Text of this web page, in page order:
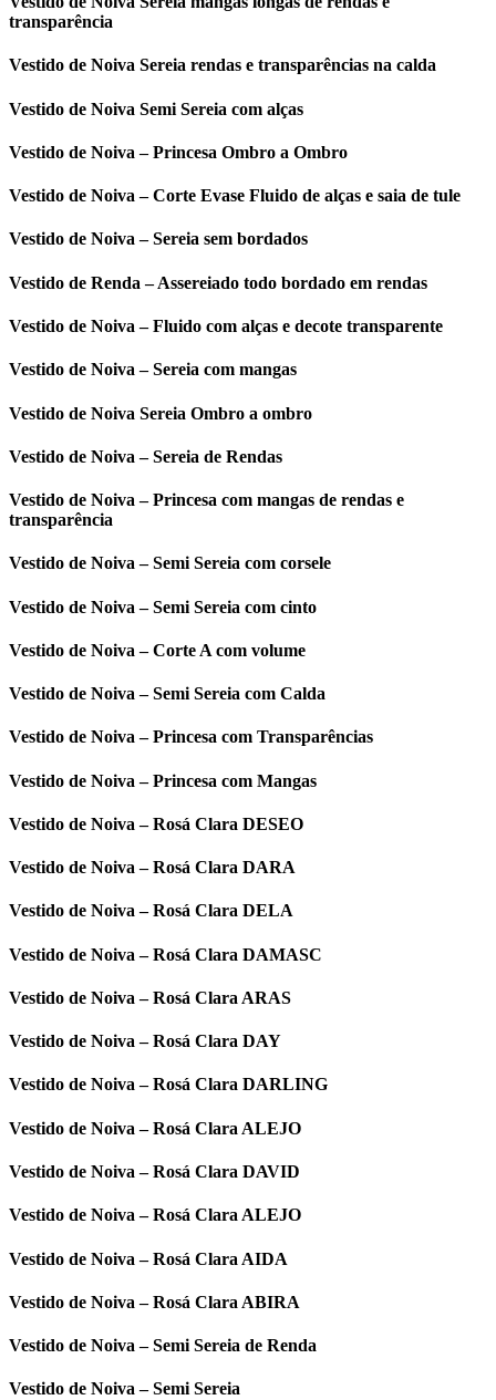
transparência
Vestido de Noiva Sereia rendas e transparências na calda
Vestido de Noiva Semi Sereia com alças
Vestido de Noiva – Princesa Ombro a Ombro
Vestido de Noiva – Corte Evase Fluido de alças e saia de tule
Vestido de Noiva – Sereia sem bordados
Vestido de Renda – Assereiado todo bordado em rendas
Vestido de Noiva – Fluido com alças e decote transparente
Vestido de Noiva – Sereia com mangas
Vestido de Noiva Sereia Ombro a ombro
Vestido de Noiva – Sereia de Rendas
Vestido de Noiva – Princesa com mangas de rendas e
transparência
Vestido de Noiva – Semi Sereia com corsele
Vestido de Noiva – Semi Sereia com cinto
Vestido de Noiva – Corte A com volume
Vestido de Noiva – Semi Sereia com Calda
Vestido de Noiva – Princesa com Transparências
Vestido de Noiva – Princesa com Mangas
Vestido de Noiva – Rosá Clara DESEO
Vestido de Noiva – Rosá Clara DARA
Vestido de Noiva – Rosá Clara DELA
Vestido de Noiva – Rosá Clara DAMASC
Vestido de Noiva – Rosá Clara ARAS
Vestido de Noiva – Rosá Clara DAY
Vestido de Noiva – Rosá Clara DARLING
Vestido de Noiva – Rosá Clara ALEJO
Vestido de Noiva – Rosá Clara DAVID
Vestido de Noiva – Rosá Clara ALEJO
Vestido de Noiva – Rosá Clara AIDA
Vestido de Noiva – Rosá Clara ABIRA
Vestido de Noiva – Semi Sereia de Renda
Vestido de Noiva – Semi Sereia